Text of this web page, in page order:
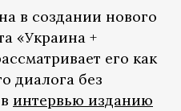
в создании нового
«Украина +
его как
диалога без
интервью изданию